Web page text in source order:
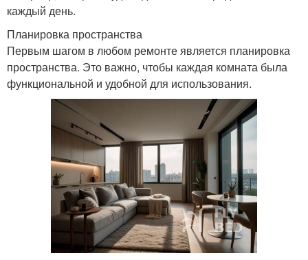
каждый день.
Планировка пространства
Первым шагом в любом ремонте является планировка
пространства. Это важно, чтобы каждая комната была
функциональной и удобной для использования.